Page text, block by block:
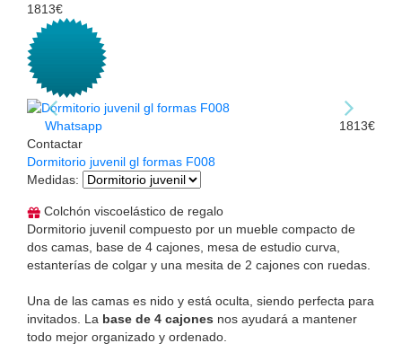
1813€
Whatsapp
Contactar
1813€
Dormitorio juvenil gl formas F008
Medidas:
Colchón viscoelástico de regalo
Dormitorio juvenil compuesto por un mueble compacto de
dos camas, base de 4 cajones, mesa de estudio curva,
estanterías de colgar y una mesita de 2 cajones con ruedas.
Una de las camas es nido y está oculta, siendo perfecta para
invitados. La base de 4 cajones nos ayudará a mantener
todo mejor organizado y ordenado.